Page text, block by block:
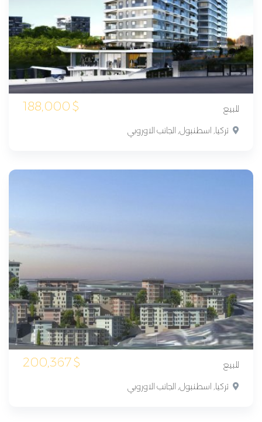
للبيع 188,000
تركيا, اسطنبول, الجانب الاوروبي
للبيع 200,367
تركيا, اسطنبول, الجانب الاوروبي